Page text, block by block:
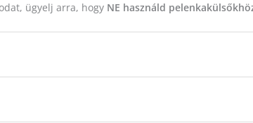
ügyelj arra, hogy NE használd